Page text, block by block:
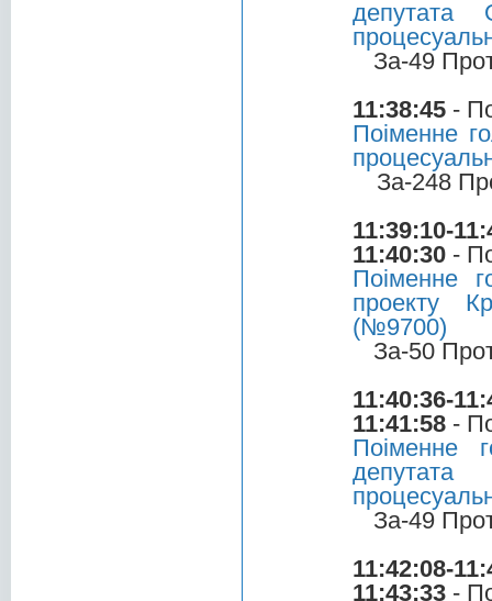
депутата
За-49
11:38:45 -
Поіменне
За-248
11:39:10-
11:40:30 -
Поіменне
проекту
(№9700)
За-50
11:40:36-
11:41:58 -
Поіменне
За-49
11:42:08-
11:43:33 -